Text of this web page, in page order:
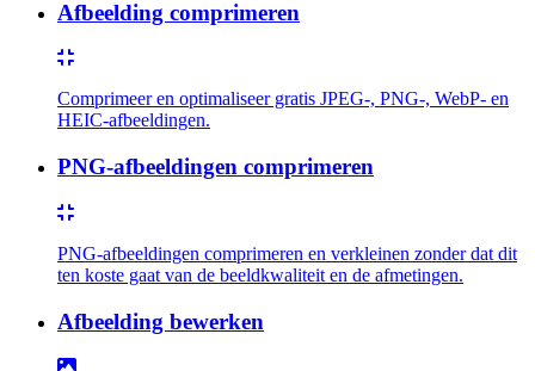
Afbeelding comprimeren
Comprimeer en optimaliseer gratis JPEG-, PNG-, WebP- en
HEIC-afbeeldingen.
PNG-afbeeldingen comprimeren
PNG-afbeeldingen comprimeren en verkleinen zonder dat dit
ten koste gaat van de beeldkwaliteit en de afmetingen.
Afbeelding bewerken